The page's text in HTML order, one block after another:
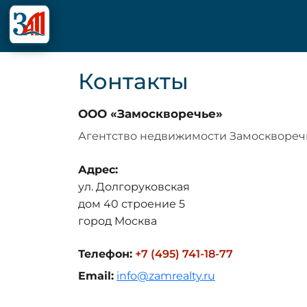
Контакты
ООО «Замоскворечье»
Агентство недвижимости
Адрес:
ул. Долгоруковская
дом 40 строение 5
город Москва
Телефон: +7 (495) 741-18-77
Email: info@zamrealty.ru